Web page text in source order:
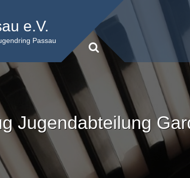
e.V.
Passau
Jugendabteilung